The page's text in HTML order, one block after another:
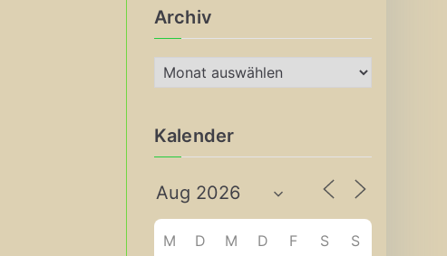
Archiv
r
h
v
Kalender
M D M D F S S